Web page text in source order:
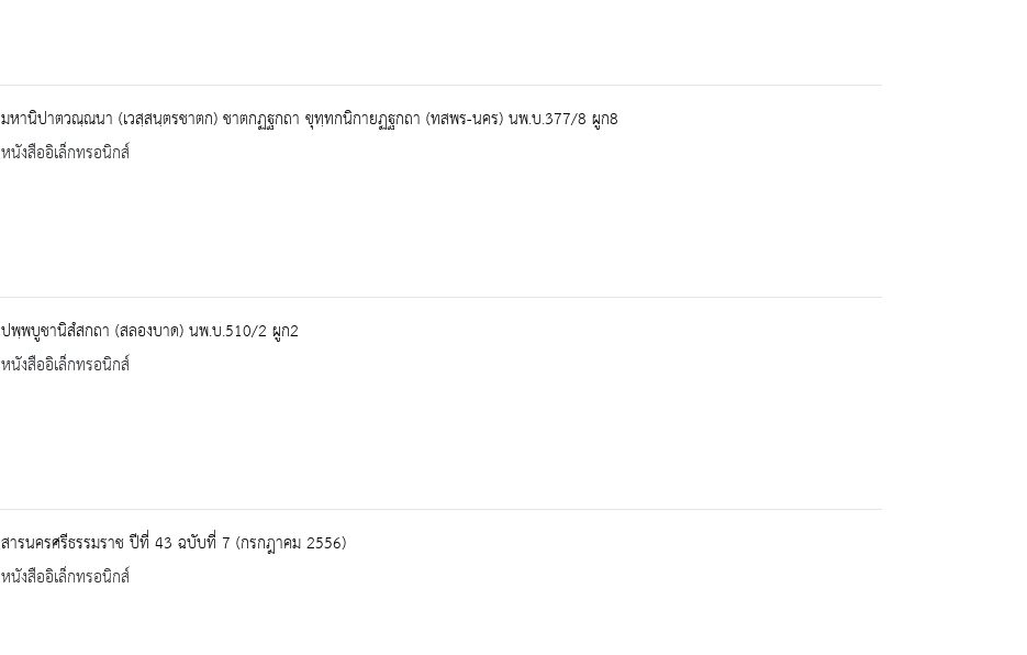
มหานิปาตวณฺณนา (เวสฺสนฺตรชาตก) ชาตกฏฐกถา ขุทฺทกนิกายฏฐกถา (ทสพร-นคร) นพ.บ.377/8 ผูก8
หนังสืออิเล็กทรอนิกส์
ปพฺพบูชานิสํสกถา (สลองบาด) นพ.บ.510/2 ผูก2
หนังสืออิเล็กทรอนิกส์
สารนครศรีธรรมราช ปีที่ 43 ฉบับที่ 7 (กรกฎาคม 2556)
หนังสืออิเล็กทรอนิกส์